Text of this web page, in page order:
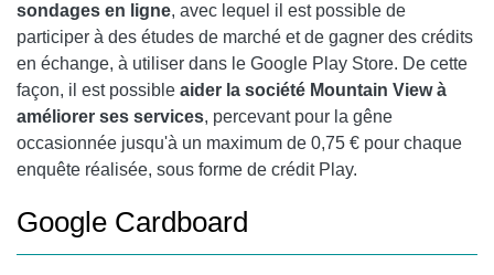
sondages en ligne, avec lequel il est possible de
participer à des études de marché et de gagner des crédits
en échange, à utiliser dans le Google Play Store. De cette
façon, il est possible aider la société Mountain View à
améliorer ses services, percevant pour la gêne
occasionnée jusqu'à un maximum de 0,75 € pour chaque
enquête réalisée, sous forme de crédit Play.
Google Cardboard